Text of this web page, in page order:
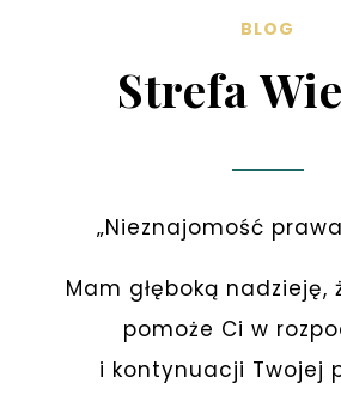
BLOG
Strefa
„Nieznajomość
Mam głęboką
pomoże Ci w
i kontynuacji Twojej